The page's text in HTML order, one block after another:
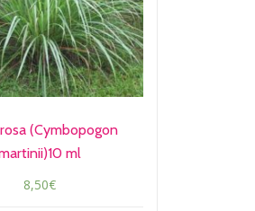
(Cymbopogon
ml
8,50€